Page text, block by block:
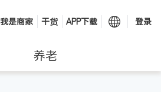
我是商家 干货 APP下载 登录
养老